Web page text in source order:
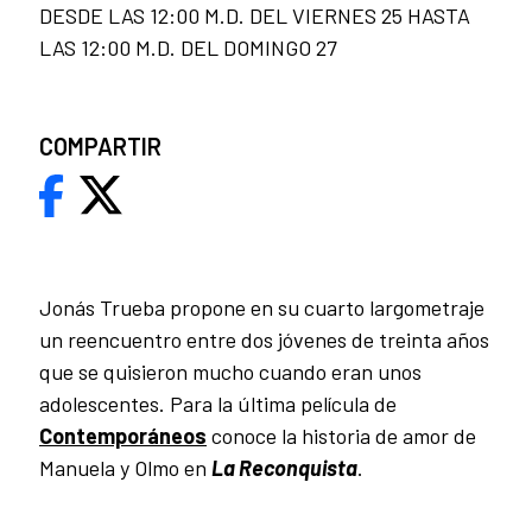
Jonás Trueba propone en su cuarto largometraje
un reencuentro entre dos jóvenes de treinta años
que se quisieron mucho cuando eran unos
adolescentes. Para la última película de
Contemporáneos conoce la historia de amor de
Manuela y Olmo en La Reconquista.
DESDE LAS 12:00 M.D. DEL VIERNES 25 HASTA
LAS 12:00 M.D. DEL DOMINGO 27
COMPARTIR